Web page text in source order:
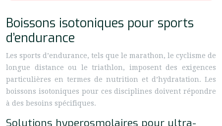
Boissons isotoniques pour sports
d’endurance
Les sports d’endurance, tels que le marathon, le cyclisme de
longue distance ou le triathlon, imposent des exigences
particulières en termes de nutrition et d’hydratation. Les
boissons isotoniques pour ces disciplines doivent répondre
à des besoins spécifiques.
Solutions hyperosmolaires pour ultra-